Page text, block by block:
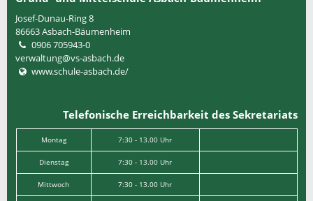
Josef-Dunau-Ring 8
86663Asbach-Bäumenheim
0906 705943-0
verwaltung@vs-asbach.de
www.schule-asbach.de/
Telefonische Erreichbarkeit des Sekretariats
Montag 7:30 - 13.00 Uhr
Dienstag 7:30 - 13.00 Uhr
Mittwoch 7:30 - 13.00 Uhr